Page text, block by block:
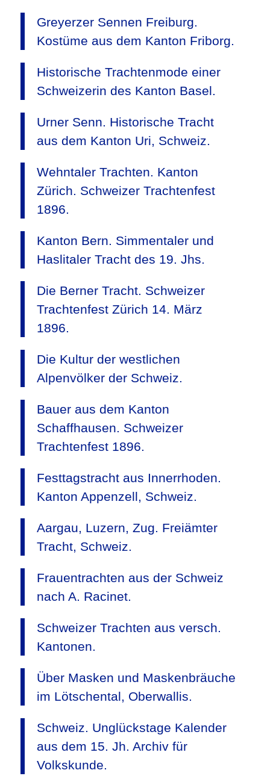
Greyerzer Sennen Freiburg.
Kostüme aus dem Kanton Friborg.
Historische Trachtenmode einer
Schweizerin des Kanton Basel.
Urner Senn. Historische Tracht
aus dem Kanton Uri, Schweiz.
Wehntaler Trachten. Kanton
Zürich. Schweizer Trachtenfest
1896.
Kanton Bern. Simmentaler und
Haslitaler Tracht des 19. Jhs.
Die Berner Tracht. Schweizer
Trachtenfest Zürich 14. März
1896.
Die Kultur der westlichen
Alpenvölker der Schweiz.
Bauer aus dem Kanton
Schaffhausen. Schweizer
Trachtenfest 1896.
Festtagstracht aus Innerrhoden.
Kanton Appenzell, Schweiz.
Aargau, Luzern, Zug. Freiämter
Tracht, Schweiz.
Frauentrachten aus der Schweiz
nach A. Racinet.
Schweizer Trachten aus versch.
Kantonen.
Über Masken und Maskenbräuche
im Lötschental, Oberwallis.
Schweiz. Unglückstage Kalender
aus dem 15. Jh. Archiv für
Volkskunde.